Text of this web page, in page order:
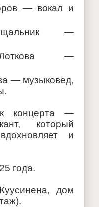
— вокал и
—
—
— музыковед,
концерта —
который
и
года.
дом